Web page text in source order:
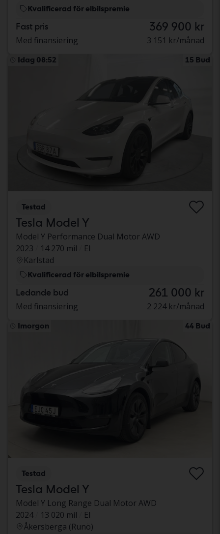
Kvalificerad för elbilspremie
Fast pris 369 900 kr
Med finansiering 3 151 kr/månad
Idag 08:52 15 Bud
Testad
Tesla Model Y
Model Y Performance Dual Motor AWD
2023
14 270 mil
El
Karlstad
Kvalificerad för elbilspremie
Ledande bud 261 000 kr
Med finansiering 2 224 kr/månad
Imorgon 44 Bud
Testad
Tesla Model Y
Model Y Long Range Dual Motor AWD
2024
13 020 mil
El
Åkersberga (Runö)